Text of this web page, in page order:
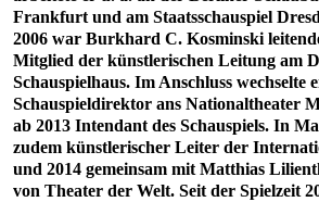
Frankfurt und am Staatsschauspiel
2006 war Burkhard C. Kosminski
Mitglied der künstlerischen Leitung am
Schauspielhaus. Im Anschluss wechselte
Schauspieldirektor ans Nationaltheater
ab 2013 Intendant des Schauspiels. In
zudem künstlerischer Leiter der
und 2014 gemeinsam mit Matthias
von Theater der Welt. Seit der Spielzeit